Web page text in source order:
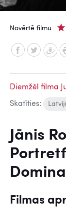
Novērtē filmu
Diemžēl filma
Skatīties:
Jānis
Filmas